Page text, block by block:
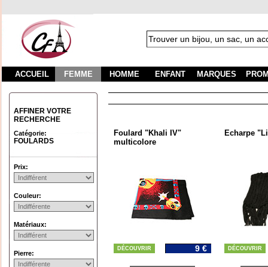
ACCUEIL FEMME HOMME ENFANT MARQUES
AFFINER VOTRE
RECHERCHE
Catégorie:
FOULARDS
Prix:
Couleur:
Matériaux:
Pierre:
Foulard "Khali IV"
multicolore
DÉCOUVRIR 9 €
Echarpe
DÉCOUVRIR